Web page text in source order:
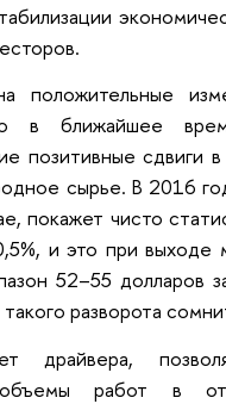
положительные
в ближайшее
позитивные сдвиги
сырье. В 2016
покажет чисто
и это при выходе
52–55 долларов
разворота
драйвера,
объемы работ в